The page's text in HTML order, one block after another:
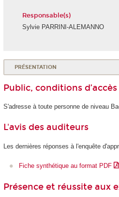
Responsable(s)
Sylvie PARRINI-ALEMANNO
PRÉSENTATION
Public, conditions
S'adresse à toute personne de niveau
L'avis des auditeurs
Les dernières réponses à l'enquête
Fiche synthétique au format PDF
Présence et réussite aux